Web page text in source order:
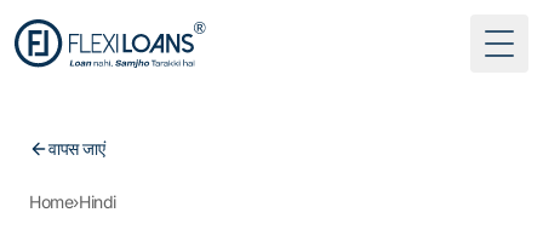
वापस जाएं
Home›Hindi